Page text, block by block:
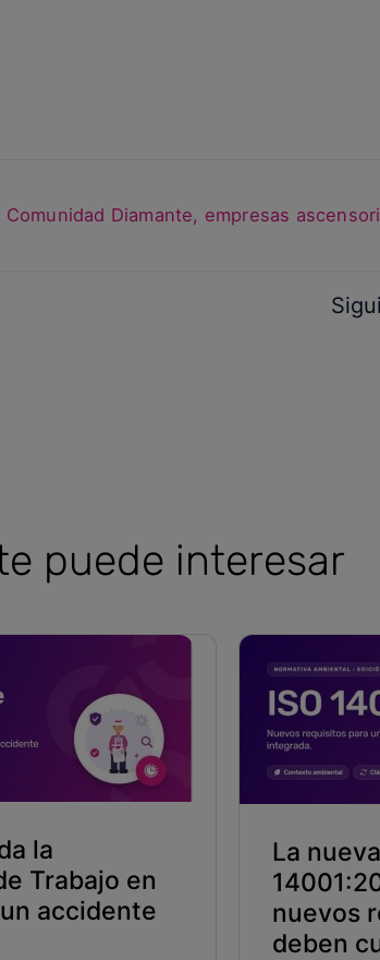
Comunidad Diamante, empresas
puede interesar
la
Trabajo en
accidente
La
nuevos
deben